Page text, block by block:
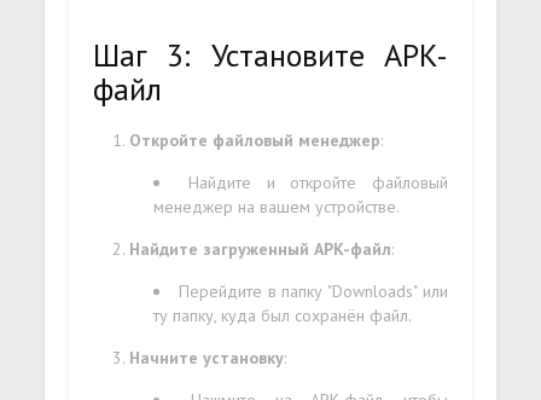
Шаг 3: Установите APK-
файл
Откройте файловый менеджер:
Найдите и откройте файловый
менеджер на вашем устройстве.
Найдите загруженный APK-файл:
Перейдите в папку "Downloads" или
ту папку, куда был сохранён файл.
Начните установку: